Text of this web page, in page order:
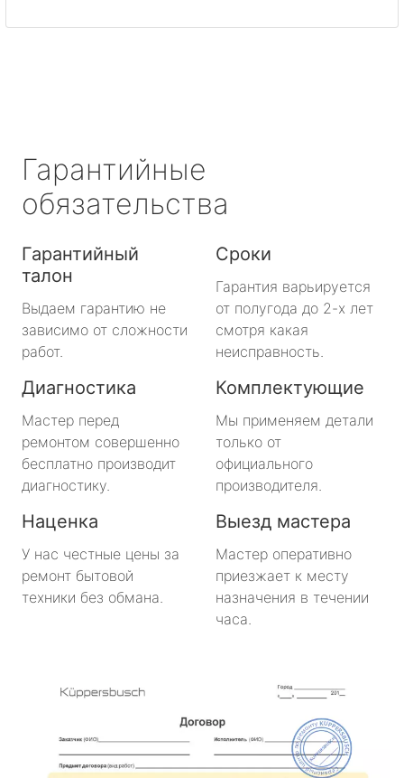
метро Кантемировская
метро Молодежная
метро Преображенская площадь
метро Медведково
метро Нахимовский Проспект
метро Коломенская
метро Парк Победы
метро Парк Культуры
метро Пролетарская
метро Маяковская
метро Площадь Революции
Гарантийные
обязательства
Гарантийный
талон
Выдаем гарантию не
зависимо от сложности
работ.
Сроки
Гарантия варьируется
от полугода до 2-х лет
смотря какая
неисправность.
Диагностика
Мастер перед
ремонтом совершенно
бесплатно производит
диагностику.
Комплектующие
Мы применяем детали
только от
официального
производителя.
Наценка
У нас честные цены за
ремонт бытовой
техники без обмана.
Выезд мастера
Мастер оперативно
приезжает к месту
назначения в течении
часа.